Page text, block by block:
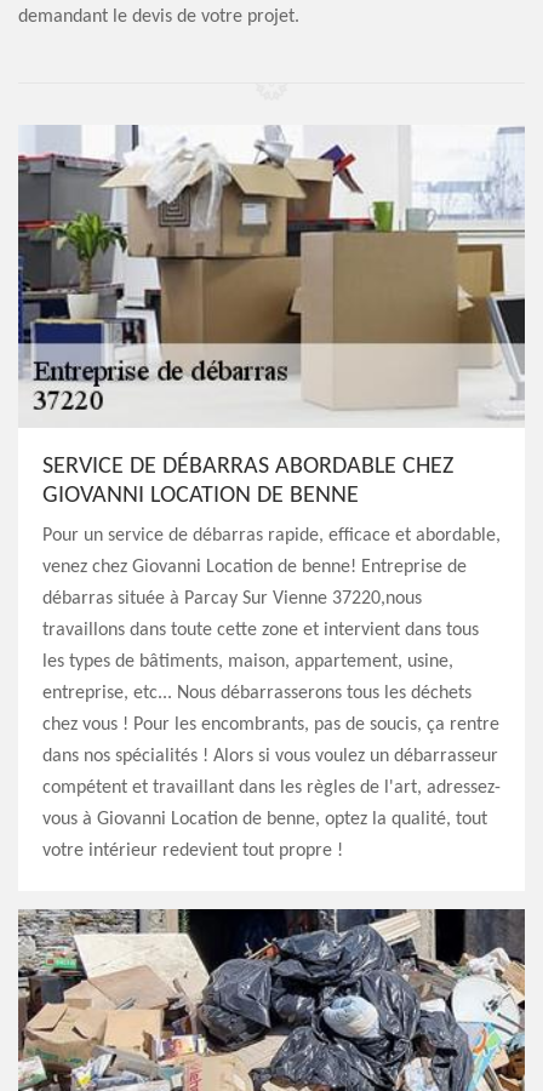
demandant le devis de votre projet.
SERVICE DE DÉBARRAS ABORDABLE CHEZ
GIOVANNI LOCATION DE BENNE
Pour un service de débarras rapide, efficace et abordable,
venez chez Giovanni Location de benne! Entreprise de
débarras située à Parcay Sur Vienne 37220,nous
travaillons dans toute cette zone et intervient dans tous
les types de bâtiments, maison, appartement, usine,
entreprise, etc... Nous débarrasserons tous les déchets
chez vous ! Pour les encombrants, pas de soucis, ça rentre
dans nos spécialités ! Alors si vous voulez un débarrasseur
compétent et travaillant dans les règles de l'art, adressez-
vous à Giovanni Location de benne, optez la qualité, tout
votre intérieur redevient tout propre !